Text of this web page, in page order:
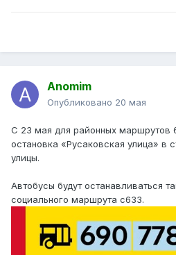
Anomim
Опубликовано 20 мая
С 23 мая для районных маршрутов
остановка «Русаковская улица» в
улицы.
Автобусы будут останавливаться
социального маршрута с633.